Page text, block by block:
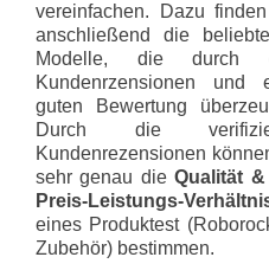
vereinfachen. Dazu
anschließend die
Modelle, die durch
Kundenrzensionen und
guten Bewertung
Durch die
Kundenrezensionen
sehr genau dieQualität
Preis-Leis­tungs-
eines Produktest
Zubehör) bestimmen.